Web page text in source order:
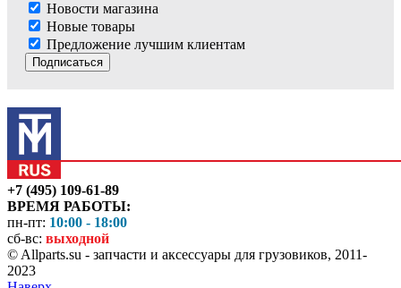
Новости магазина
Новые товары
Предложение лучшим клиентам
Подписаться
+7 (495) 109-61-89
ВРЕМЯ РАБОТЫ:
пн-пт: 10:00 - 18:00
сб-вс: выходной
© Allparts.su - запчасти и аксессуары для грузовиков, 2011-
2023